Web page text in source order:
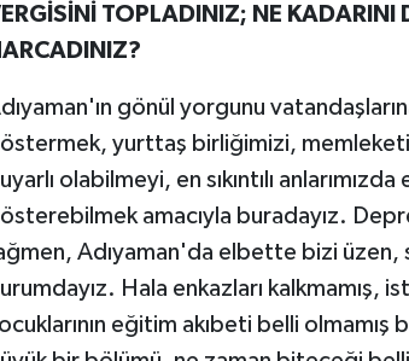
TOPLADINIZ; NE KADARINI
gönül yorgunu
yurttaş birliğimizi, memleketin
olabilmeyi, en sıkıntılı
amacıyla buradayız.
Adıyaman'da elbette bizi üzen,
Hala enkazları kalkmamış,
eğitim akıbeti belli olmamış